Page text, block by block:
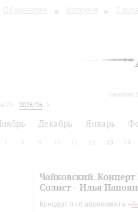
Об оркестре История
сегодня
25
2025/26
Декабрь Январь
7 8 9 10 12 13 14
Чайковский.
Солист – Илья Папоян
Концерт 4-го абонемента «